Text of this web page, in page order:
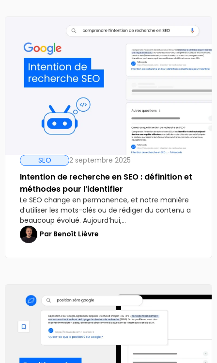
SEO 2 septembre 2025
Intention de recherche en SEO : définition et
méthodes pour l’identifier
Le SEO change en permanence, et notre manière
d’utiliser les mots-clés ou de rédiger du contenu a
beaucoup évolué. Aujourd’hui,...
Par Benoît Lièvre